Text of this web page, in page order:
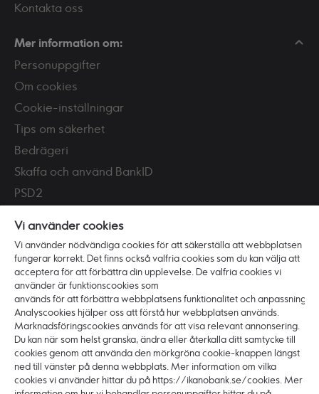
Kontakta oss
Mer information om:
Personuppgifter
Om cookies
Cookie-inställningar
Tips om säkerhet
Bedrägeri
Skaffa och använd BankID
PSD2
Vi är Ikano Bank
Om banken
Karriär
Hållbarhet och ansvar
Press
Vi använder cookies
Vi använder nödvändiga cookies för att säkerställa att webbplatsen
fungerar korrekt. Det finns också valfria cookies som du kan välja att
acceptera för att förbättra din upplevelse. De valfria cookies vi
använder är funktionscookies som
används för att förbättra webbplatsens funktionalitet och anpassning.
Analyscookies hjälper oss att förstå hur webbplatsen används.
Marknadsföringscookies används för att visa relevant annonsering.
Du kan när som helst granska, ändra eller återkalla ditt samtycke till
cookies genom att använda den mörkgröna cookie-knappen längst
ned till vänster på denna webbplats. Mer information om vilka
cookies vi använder hittar du på https://ikanobank.se/cookies. Mer